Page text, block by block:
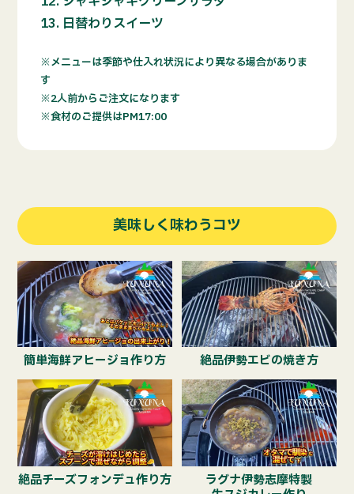
日替わりスイーツ
メニューは季節や仕入れ状況により異なる場合がありま
す
2人前からご注文になります
食材のご提供はPM17:00
美味しく味わうコツ
簡単海鮮アヒージョ作り方 絶品伊勢エビの焼き方
絶品チーズフォンデュ作り方
ラグナ伊勢志摩特製